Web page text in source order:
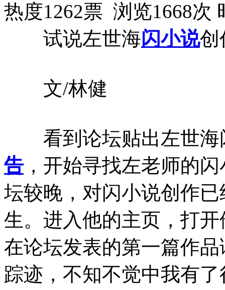
热度1262票 浏览1668次
试说左世海闪小说创
文/林健
看到论坛贴出左世海
告，开始寻找左老师的
坛较晚，对闪小说创作
生。进入他的主页，打开
在论坛发表的第一篇作
踪迹，不知不觉中我有